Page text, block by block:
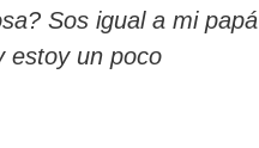
Sos igual a mi papá
estoy un poco